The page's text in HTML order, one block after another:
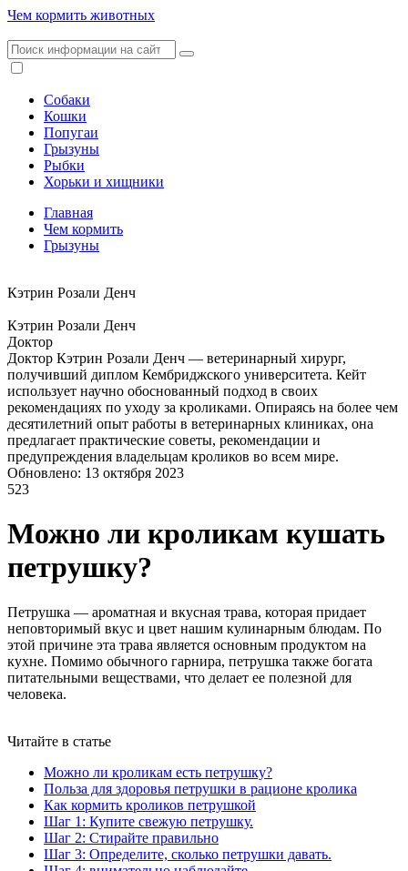
Чем кормить животных
Собаки
Кошки
Попугаи
Грызуны
Рыбки
Хорьки и хищники
Главная
Чем кормить
Грызуны
Кэтрин Розали Денч
Кэтрин Розали Денч
Доктор
Доктор Кэтрин Розали Денч — ветеринарный хирург,
получивший диплом Кембриджского университета. Кейт
использует научно обоснованный подход в своих
рекомендациях по уходу за кроликами. Опираясь на более чем
десятилетний опыт работы в ветеринарных клиниках, она
предлагает практические советы, рекомендации и
предупреждения владельцам кроликов во всем мире.
Обновлено: 13 октября 2023
523
Можно ли кроликам кушать
петрушку?
Петрушка — ароматная и вкусная трава, которая придает
неповторимый вкус и цвет нашим кулинарным блюдам. По
этой причине эта трава является основным продуктом на
кухне. Помимо обычного гарнира, петрушка также богата
питательными веществами, что делает ее полезной для
человека.
Читайте в статье
Можно ли кроликам есть петрушку?
Польза для здоровья петрушки в рационе кролика
Как кормить кроликов петрушкой
Шаг 1: Купите свежую петрушку.
Шаг 2: Стирайте правильно
Шаг 3: Определите, сколько петрушки давать.